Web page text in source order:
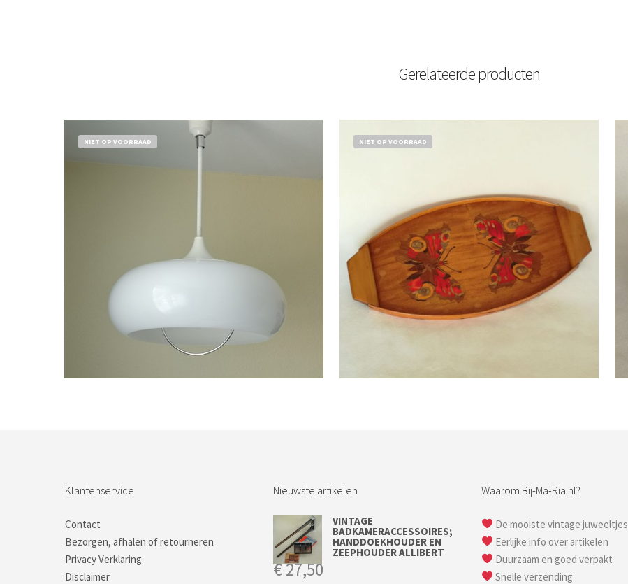
Gerelateerde producten
NIET OP VOORRAAD NIET OP VOORRAAD
Klantenservice
Contact
Bezorgen, afhalen of retourneren
Privacy Verklaring
Disclaimer
Nieuwste artikelen
VINTAGE
BADKAMERACCESSOIRES;
HANDDOEKHOUDER EN
ZEEPHOUDER ALLIBERT
€27,50
Waarom Bij-Ma-Ria.nl?
De mooiste vintage juweeltjes
Eerlijke info over artikelen
Duurzaam en goed verpakt
Snelle verzending